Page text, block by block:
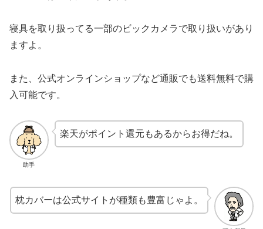
寝具を取り扱ってる一部のビックカメラで取り扱いがあり
ますよ。
また、公式オンラインショップなど通販でも送料無料で購
入可能です。
助手
楽天がポイント還元もあるからお得だね。
枕カバーは公式サイトが種類も豊富じゃよ。